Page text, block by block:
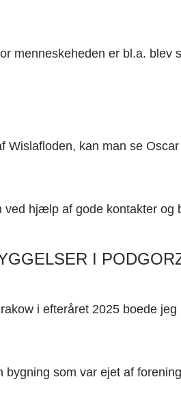
menneskeheden er bl.a.
Wislafloden, kan man se
ved hjælp af gode kontakter og
I
i efteråret 2025 boede
bygning som var ejet af